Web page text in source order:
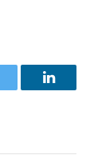
LinkedIn